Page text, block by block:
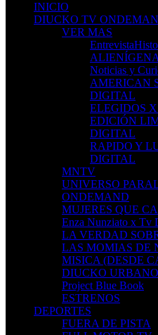
INICIO
DIUCKO TV
VER MAS
Noticias y
AMERICAN
DIGITAL
ELEGIDOS
EDICIÓN
DIGITAL
RAPIDO Y
DIGITAL
MNTV
UNIVERSO
ONDEMAND
MUJERES QUE
Enza Nunziato x Tv
LA VERDAD
LAS MOMIAS DE
MISICA (DESDE
DIUCKO URBANO
Project Blue Book
ESTRENOS
DEPORTES
FUERA DE PISTA